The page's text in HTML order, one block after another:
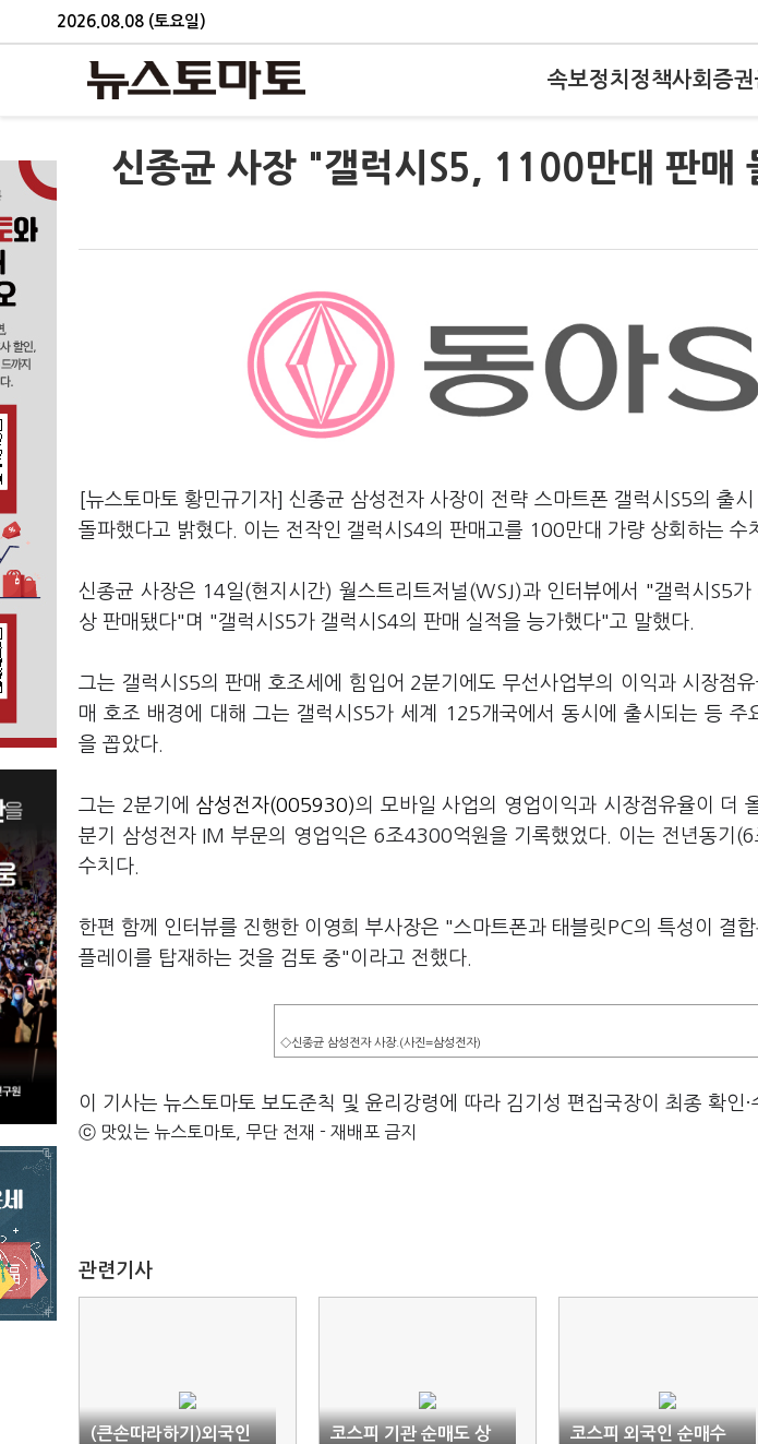
2026.08.08 (토요일)
속보정치 정책사회 증권
신종균 사장 "갤럭시S5, 1100만대 판매
[뉴스토마토 황민규기자] 신종균 삼성전자 사장이 전략 스마트폰 갤럭시S5의 출
돌파했다고 밝혔다. 이는 전작인 갤럭시S4의 판매고를 100만대 가량 상회하는 수
신종균 사장은 14일(현지시간) 월스트리트저널(WSJ)과 인터뷰에서 "갤럭시S5
상 판매됐다"며 "갤럭시S5가 갤럭시S4의 판매 실적을 능가했다"고 말했다.
그는 갤럭시S5의 판매 호조세에 힘입어 2분기에도 무선사업부의 이익과 시장점
매 호조 배경에 대해 그는 갤럭시S5가 세계 125개국에서 동시에 출시되는 등 주
을 꼽았다.
그는 2분기에 삼성전자(005930)의 모바일 사업의 영업이익과 시장점유율이 더
분기 삼성전자 IM 부문의 영업익은 6조4300억원을 기록했었다. 이는 전년동기
수치다.
한편 함께 인터뷰를 진행한 이영희 부사장은 "스마트폰과 태블릿PC의 특성이 결
플레이를 탑재하는 것을 검토 중"이라고 전했다.
◇신종균 삼성전자 사장.(사진=삼성전자)
이 기사는 뉴스토마토 보도준칙 및 윤리강령에 따라 김기성 편집국장이 최종 확인·
ⓒ 맛있는 뉴스토마토, 무단 전재 - 재배포 금지
관련기사
(큰손따라하기)외국인
코스피 기관 순매도 상
코스피 외국인 순매수